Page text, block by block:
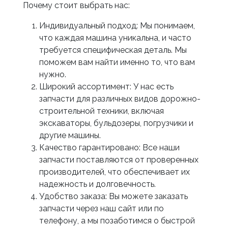
Почему стоит выбрать нас:
Индивидуальный подход: Мы понимаем,
что каждая машина уникальна, и часто
требуется специфическая деталь. Мы
поможем вам найти именно то, что вам
нужно.
Широкий ассортимент: У нас есть
запчасти для различных видов дорожно-
строительной техники, включая
экскаваторы, бульдозеры, погрузчики и
другие машины.
Качество гарантировано: Все наши
запчасти поставляются от проверенных
производителей, что обеспечивает их
надежность и долговечность.
Удобство заказа: Вы можете заказать
запчасти через наш сайт или по
телефону, а мы позаботимся о быстрой